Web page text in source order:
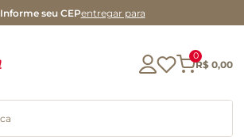
Informe seu CEPentregar para
0
R$ 0,00